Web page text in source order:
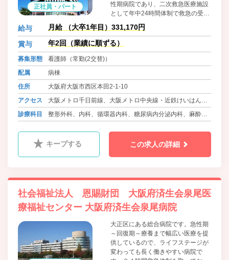
正社員・パート
性期病院であり、二次救急医療施設
として年中24時間体制で救急の受入
れを行っています整形外科では、マ
イクロサージャリーセンターとし
て、四肢切断肢に対する再建術を行
っています。２０２６年４月より整
た。
給与 月給 （大卒1年目）331,170円
賞与 年2回（業績に順ずる）
募集形態
看護師（常勤(2交替)）
配属
病棟
住所
大阪府大阪市西区本田2-1-10
アクセス
大阪メトロ千日前線、大阪メトロ中央線・近鉄けいはんな
線 阿波座駅 徒歩9分
大阪メトロ千日前線、大阪メトロ長堀鶴見緑地線 西長堀駅
診療科目
整形外科、内科、循環器内科、糖尿病内分泌内科、麻酔
キープする この求人の詳細
社会福祉法人 恩賜財団 大阪府済生会泉尾医
療福祉センター 大阪府済生会泉尾病院
大正区にある総合病院です。急性期
～回復期～療養まで幅広い医療を提
供しているので、ライフステージが
変わっても長く働きやすい病院で